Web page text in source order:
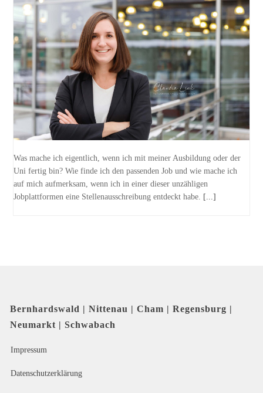
Was mache ich eigentlich, wenn ich mit meiner Ausbildung oder der
Uni fertig bin? Wie finde ich den passenden Job und wie mache ich
auf mich aufmerksam, wenn ich in einer dieser unzähligen
Jobplattformen eine Stellenausschreibung entdeckt habe.
[...]
Bernhardswald | Nittenau | Cham | Regensburg |
Neumarkt | Schwabach
Impressum
Datenschutzerklärung